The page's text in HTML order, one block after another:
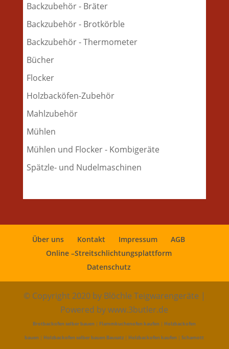
Backzubehör - Bräter
Backzubehör - Brotkörble
Backzubehör - Thermometer
Bücher
Flocker
Holzbacköfen-Zubehör
Mahlzubehör
Mühlen
Mühlen und Flocker - Kombigeräte
Spätzle- und Nudelmaschinen
Über uns Kontakt Impressum
AGB
Online –Streitschlichtungsplattform
Datenschutz
© Copyright 2020 by Blöchle Teigwarengeräte |
Powered by www.3butler.de
Brotbackofen selber bauen | Flammkuchenofen kaufen | Holzbackofen
bauen | Holzbackofen selber bauen Bausatz | Holzbackofen kaufen |Schamott